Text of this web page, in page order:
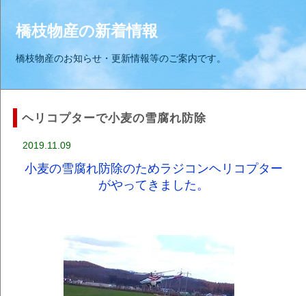
橋枝物産の新着情報
橋枝物産のお知らせ・更新情報等のご案内です。
ヘリコプターで小麦の雪腐れ防除
2019.11.09
小麦の雪腐れ防除のためラジコンヘリコプター
がやってきました。